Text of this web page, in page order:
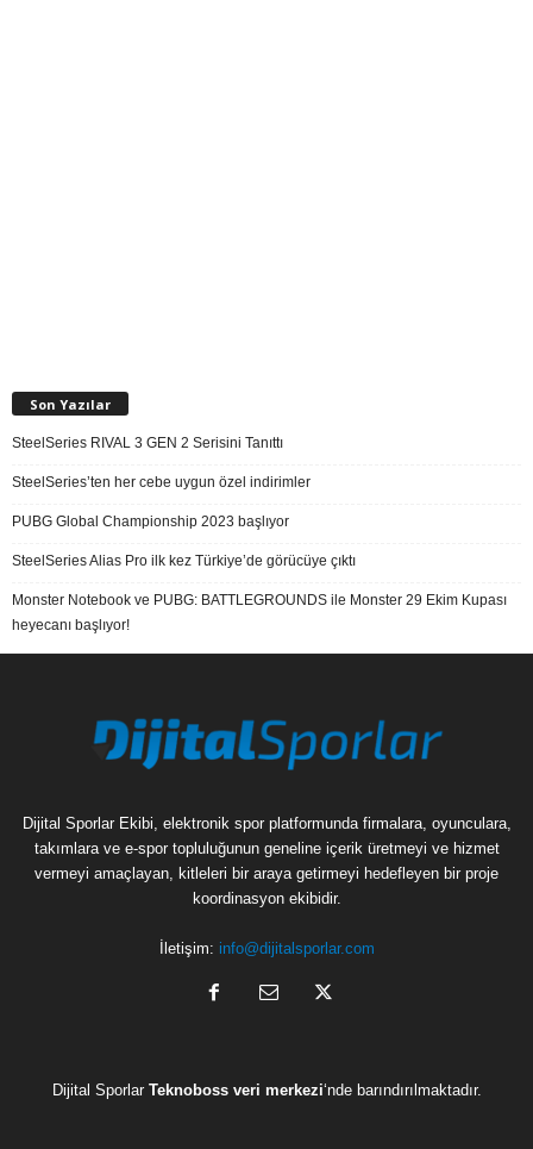
Son Yazılar
SteelSeries RIVAL 3 GEN 2 Serisini Tanıttı
SteelSeries’ten her cebe uygun özel indirimler
PUBG Global Championship 2023 başlıyor
SteelSeries Alias Pro ilk kez Türkiye’de görücüye çıktı
Monster Notebook ve PUBG: BATTLEGROUNDS ile Monster 29 Ekim Kupası
heyecanı başlıyor!
Dijital Sporlar Ekibi, elektronik spor platformunda firmalara, oyunculara,
takımlara ve e-spor topluluğunun geneline içerik üretmeyi ve hizmet
vermeyi amaçlayan, kitleleri bir araya getirmeyi hedefleyen bir proje
koordinasyon ekibidir.
İletişim: info@dijitalsporlar.com
Dijital Sporlar Teknoboss veri merkezi‘nde barındırılmaktadır.